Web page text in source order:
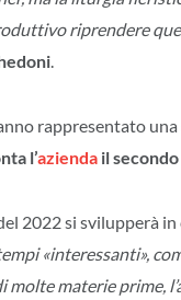
riprendere
.
rappresentato
l’azienda il
2022 si svilupperà
«interessanti»,
molte materie prime,